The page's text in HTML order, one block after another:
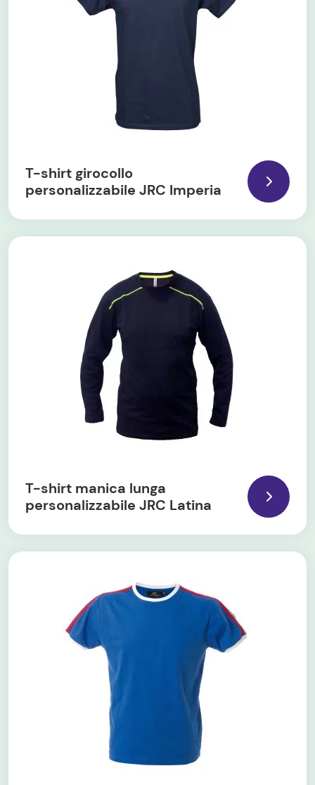
T-shirt girocollo
personalizzabile JRC Imperia
T-shirt manica lunga
personalizzabile JRC Latina